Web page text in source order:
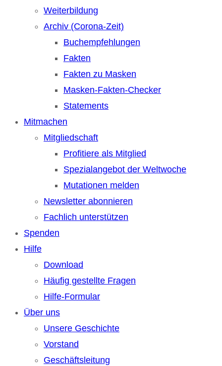
Weiterbildung
Archiv (Corona-Zeit)
Buchempfehlungen
Fakten
Fakten zu Masken
Masken-Fakten-Checker
Statements
Mitmachen
Mitgliedschaft
Profitiere als Mitglied
Spezialangebot der Weltwoche
Mutationen melden
Newsletter abonnieren
Fachlich unterstützen
Spenden
Hilfe
Download
Häufig gestellte Fragen
Hilfe-Formular
Über uns
Unsere Geschichte
Vorstand
Geschäftsleitung